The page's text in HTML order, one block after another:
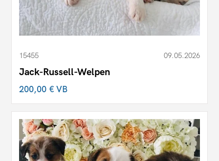
15455 09.05.2026
Jack-Russell-Welpen
200,00 €VB